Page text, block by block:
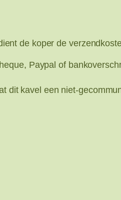
de koper de
Paypal of
dit kavel een niet-